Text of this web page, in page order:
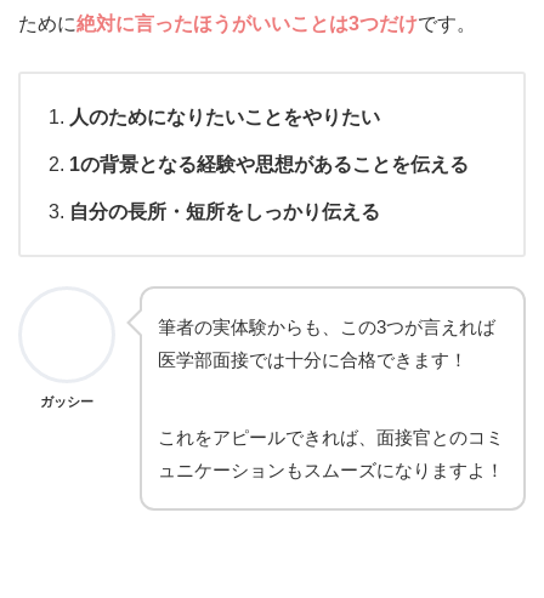
ために絶対に言ったほうがいいことは3つだけです。
人のためになりたいことをやりたい
1の背景となる経験や思想があることを伝える
自分の長所・短所をしっかり伝える
ガッシー
筆者の実体験からも、この3つが言えれば
医学部面接では十分に合格できます！
これをアピールできれば、面接官とのコミ
ュニケーションもスムーズになりますよ！